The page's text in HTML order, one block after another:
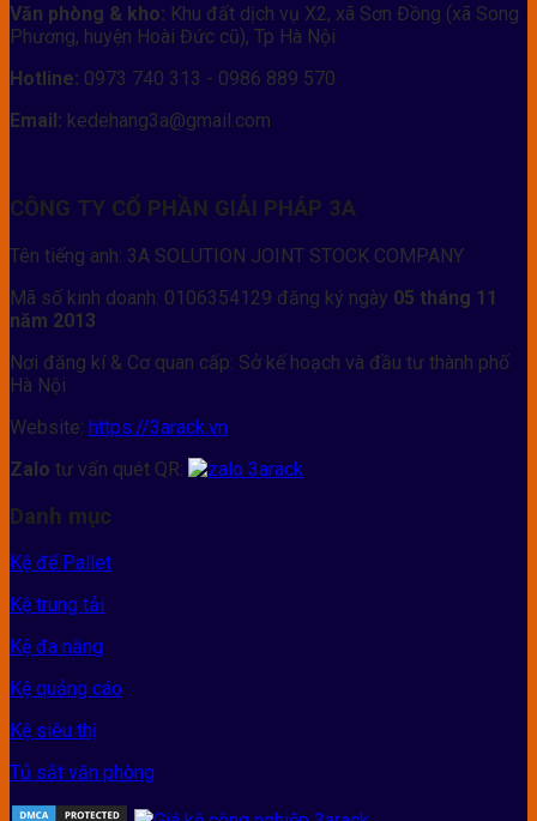
Văn phòng & kho: Khu đất dịch vụ X2, xã Sơn Đồng (xã Song
Phương, huyện Hoài Đức cũ), Tp Hà Nội
Hotline: 0973 740 313 - 0986 889 570
Email: kedehang3a@gmail.com
CÔNG TY CỔ PHẦN GIẢI PHÁP 3A
Tên tiếng anh: 3A SOLUTION JOINT STOCK COMPANY
Mã số kinh doanh: 0106354129 đăng ký ngày 05 tháng 11
năm 2013
Nơi đăng kí & Cơ quan cấp: Sở kế hoạch và đầu tư thành phố
Hà Nội
Website: https://3arack.vn
Zalo tư vấn quét QR:
Danh mục
Kệ để Pallet
Kệ trung tải
Kệ đa năng
Kệ quảng cáo
Kệ siêu thị
Tủ sắt văn phòng